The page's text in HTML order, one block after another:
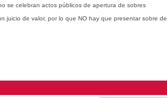
se celebran actos públicos de apertura de sobres
juicio de valor, por lo que NO hay que presentar sobre de